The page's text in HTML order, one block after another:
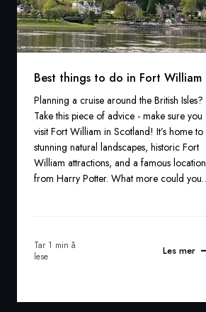
Best things to do in Fort William
Planning a cruise around the British Isles?
Take this piece of advice - make sure you
visit Fort William in Scotland! It’s home to
stunning natural landscapes, historic Fort
William attractions, and a famous location
from Harry Potter. What more could you
Tar 1 min å
lese
Les mer